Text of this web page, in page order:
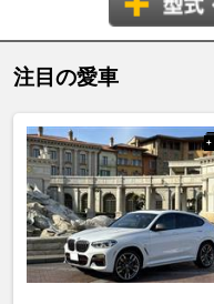
注目の愛車
+